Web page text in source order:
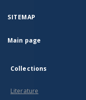
SITEMAP
Main page
Collections
Literature